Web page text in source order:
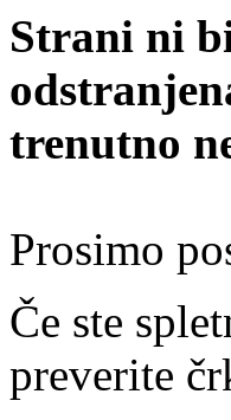
Strani ni
trenutno
Prosimo
Če ste
preverite